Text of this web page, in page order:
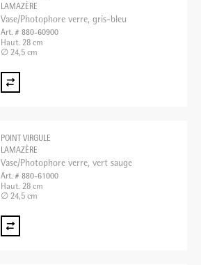
LAMAZÈRE
Vase/Photophore verre, gris-bleu
Art. # 880-60900
Haut. 28 cm
∅ 24,5 cm
POINT VIRGULE
LAMAZÈRE
Vase/Photophore verre, vert sauge
Art. # 880-61000
Haut. 28 cm
∅ 24,5 cm